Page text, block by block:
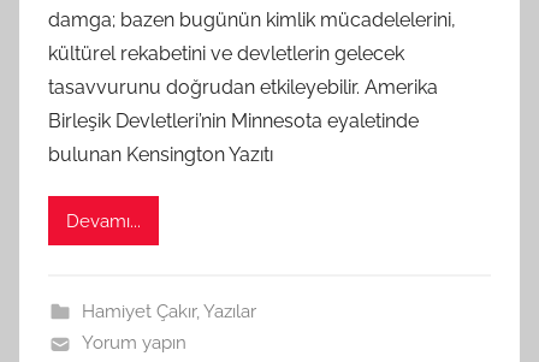
a
r
a
f
damga; bazen bugünün kimlik mücadelelerini,
kültürel rekabetini ve devletlerin gelecek
tasavvurunu doğrudan etkileyebilir. Amerika
Birleşik Devletleri’nin Minnesota eyaletinde
bulunan Kensington Yazıtı
Devamı...
Hamiyet Çakır,Yazılar
Yorum yapın